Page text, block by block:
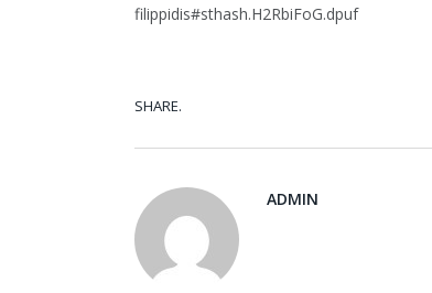
filippidis#sthash.H2RbiFoG.dpuf
SHARE.
ADMIN